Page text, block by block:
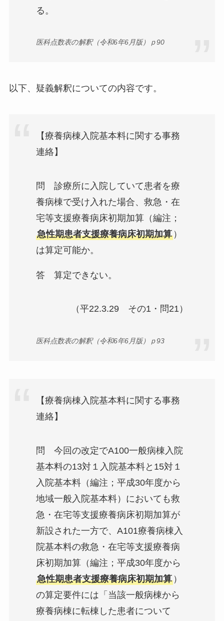
る。
医科点数表の解釈（令和6年6月版）ｐ90
以下、疑義解釈についての内容です。
【療養病棟入院基本料に関する事務
連絡】
問 診療所に入院していて患者を療
養病棟で受け入れた場合、救急・在
宅等支援療養病床初期加算（編注；
急性期患者支援療養病床初期加算）
は算定可能か。
答 算定できない。
（平22.3.29 その1・問21）
医科点数表の解釈（令和6年6月版）ｐ93
【療養病棟入院基本料に関する事務
連絡】
問 今回の改定でA100一般病棟入院
基本料の13対１入院基本料と15対１
入院基本料（編注；平成30年度から
地域一般入院基本料）においても救
急・在宅等支援療養病床初期加算が
新設された一方で、A101療養病棟入
院基本料の救急・在宅等支援療養病
床初期加算（編注；平成30年度から
急性期患者支援療養病床初期加算）
の算定要件には「当該一般病棟から
療養病棟に転棟した患者について